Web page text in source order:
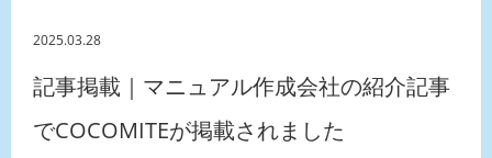
2025.03.28
記事掲載｜マニュアル作成会社の紹介記事
でCOCOMITEが掲載されました